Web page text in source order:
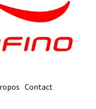
Contact